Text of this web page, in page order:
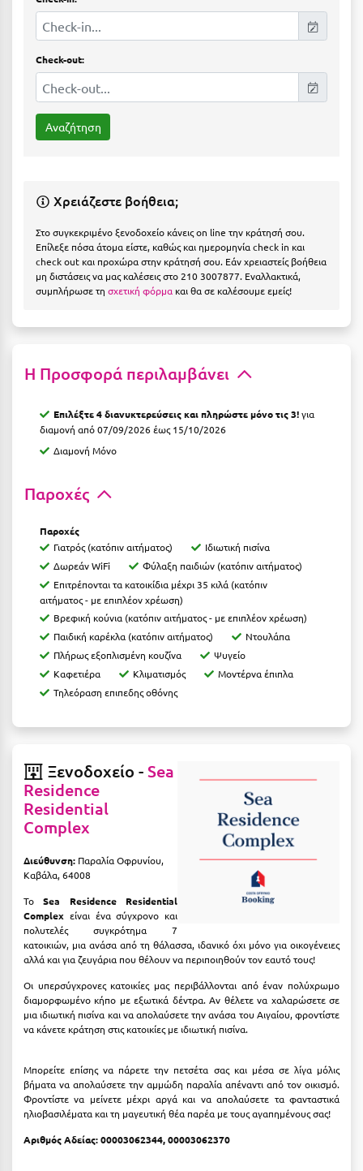
Ζαγοροχώρια
Ηλεία
Θάσος
Θεσσαλονίκη
Ιεράπετρα
Ιθάκη
Ιωάννινα
Κ
Καβάλα
Καλάβρυτα
Καλαμάτα
Κάλαμος
Καλαμπάκα
Κάλυμνος
Καρδαμύλη
Καρδίτσα
Κάρπαθος
Καρπενήσι
Κάρυστος
Κάσος
Κασσάνδρα
Καστοριά
Κατερίνη
Κερατέα
Κέρκυρα
Κεφαλονιά
Check-out:
Χρειάζεστε βοήθεια;
Στο συγκεκριμένο ξενοδοχείο κάνεις on line την κράτησή σου.
Επίλεξε πόσα άτομα είστε, καθώς και ημερομηνία check in και
check out και προχώρα στην κράτησή σου. Εάν χρειαστείς βοήθεια
μη διστάσεις να μας καλέσεις στο 210 3007877. Εναλλακτικά,
συμπλήρωσε τη σχετική φόρμα και θα σε καλέσουμε εμείς!
Η Προσφορά περιλαμβάνει
Επιλέξτε 4 διανυκτερεύσεις και πληρώστε μόνο τις 3!για
διαμονή από 07/09/2026 έως 15/10/2026
Διαμονή Μόνο
Παροχές
Παροχές
Γιατρός (κατόπιν αιτήματος)
Ιδιωτική πισίνα
Δωρεάν WiFi
Φύλαξη παιδιών (κατόπιν αιτήματος)
Επιτρέπονται τα κατοικίδια μέχρι 35 κιλά (κατόπιν
αιτήματος - με επιπλέον χρέωση)
Βρεφική κούνια (κατόπιν αιτήματος - με επιπλέον χρέωση)
Παιδική καρέκλα (κατόπιν αιτήματος)
Ντουλάπα
Πλήρως εξοπλισμένη κουζίνα
Ψυγείο
Καφετιέρα
Κλιματισμός
Μοντέρνα έπιπλα
Τηλεόραση επιπεδης οθόνης
Ξενοδοχείο -Sea
Residence
Residential
Complex
Διεύθυνση: Παραλία Οφρυνίου,
Καβάλα, 64008
ΤοSea Residence Residential
Complex είναι ένα σύγχρονο και
πολυτελές συγκρότημα 7
κατοικιών, μια ανάσα από τη θάλασσα, ιδανικό όχι μόνο για οικογένειες
αλλά και για ζευγάρια που θέλουν να περιποιηθούν τον εαυτό τους!
Οι υπερσύγχρονες κατοικίες μας περιβάλλονται από έναν πολύχρωμο
διαμορφωμένο κήπο με εξωτικά δέντρα. Αν θέλετε να χαλαρώσετε σε
μια ιδιωτική πισίνα και να απολαύσετε την ανάσα του Αιγαίου, φροντίστε
να κάνετε κράτηση στις κατοικίες με ιδιωτική πισίνα.
Μπορείτε επίσης να πάρετε την πετσέτα σας και μέσα σε λίγα μόλις
βήματα να απολαύσετε την αμμώδη παραλία απέναντι από τον οικισμό.
Φροντίστε να μείνετε μέχρι αργά και να απολαύσετε τα φανταστικά
ηλιοβασιλέματα και τη μαγευτική θέα παρέα με τους αγαπημένους σας!
Αριθμός Αδείας: 00003062344, 00003062370